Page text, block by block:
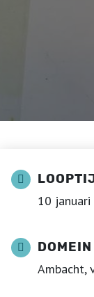
10
DOMEIN
Ambacht,